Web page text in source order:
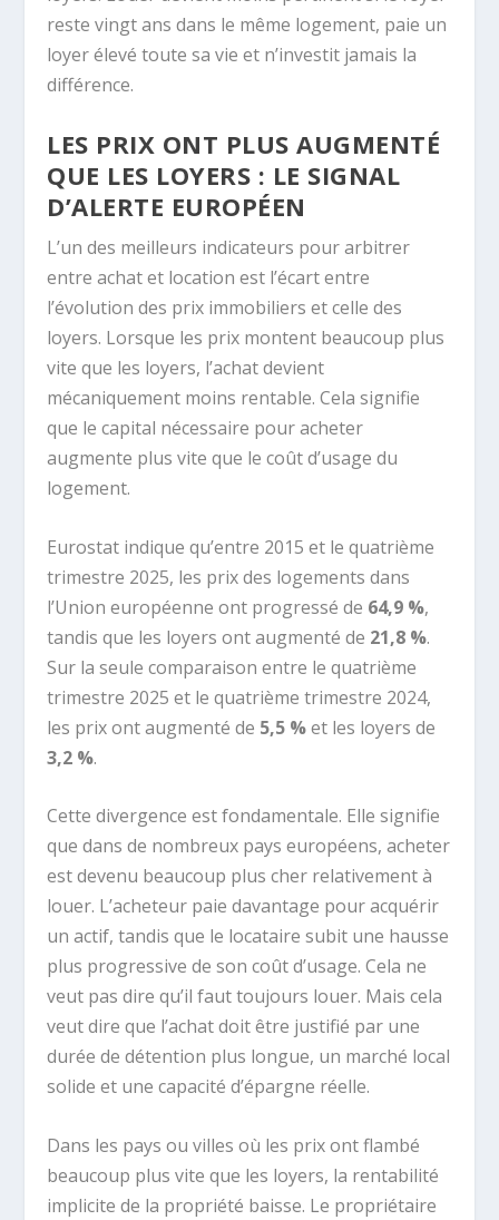
reste vingt ans dans le même logement, paie un
loyer élevé toute sa vie et n’investit jamais la
différence.
LES PRIX ONT PLUS AUGMENTÉ
QUE LES LOYERS : LE SIGNAL
D’ALERTE EUROPÉEN
L’un des meilleurs indicateurs pour arbitrer
entre achat et location est l’écart entre
l’évolution des prix immobiliers et celle des
loyers. Lorsque les prix montent beaucoup plus
vite que les loyers, l’achat devient
mécaniquement moins rentable. Cela signifie
que le capital nécessaire pour acheter
augmente plus vite que le coût d’usage du
logement.
Eurostat indique qu’entre 2015 et le quatrième
trimestre 2025, les prix des logements dans
l’Union européenne ont progressé de 64,9 %,
tandis que les loyers ont augmenté de 21,8 %.
Sur la seule comparaison entre le quatrième
trimestre 2025 et le quatrième trimestre 2024,
les prix ont augmenté de 5,5 %et les loyers de
3,2 %.
Cette divergence est fondamentale. Elle signifie
que dans de nombreux pays européens, acheter
est devenu beaucoup plus cher relativement à
louer. L’acheteur paie davantage pour acquérir
un actif, tandis que le locataire subit une hausse
plus progressive de son coût d’usage. Cela ne
veut pas dire qu’il faut toujours louer. Mais cela
veut dire que l’achat doit être justifié par une
durée de détention plus longue, un marché local
solide et une capacité d’épargne réelle.
Dans les pays ou villes où les prix ont flambé
beaucoup plus vite que les loyers, la rentabilité
implicite de la propriété baisse. Le propriétaire